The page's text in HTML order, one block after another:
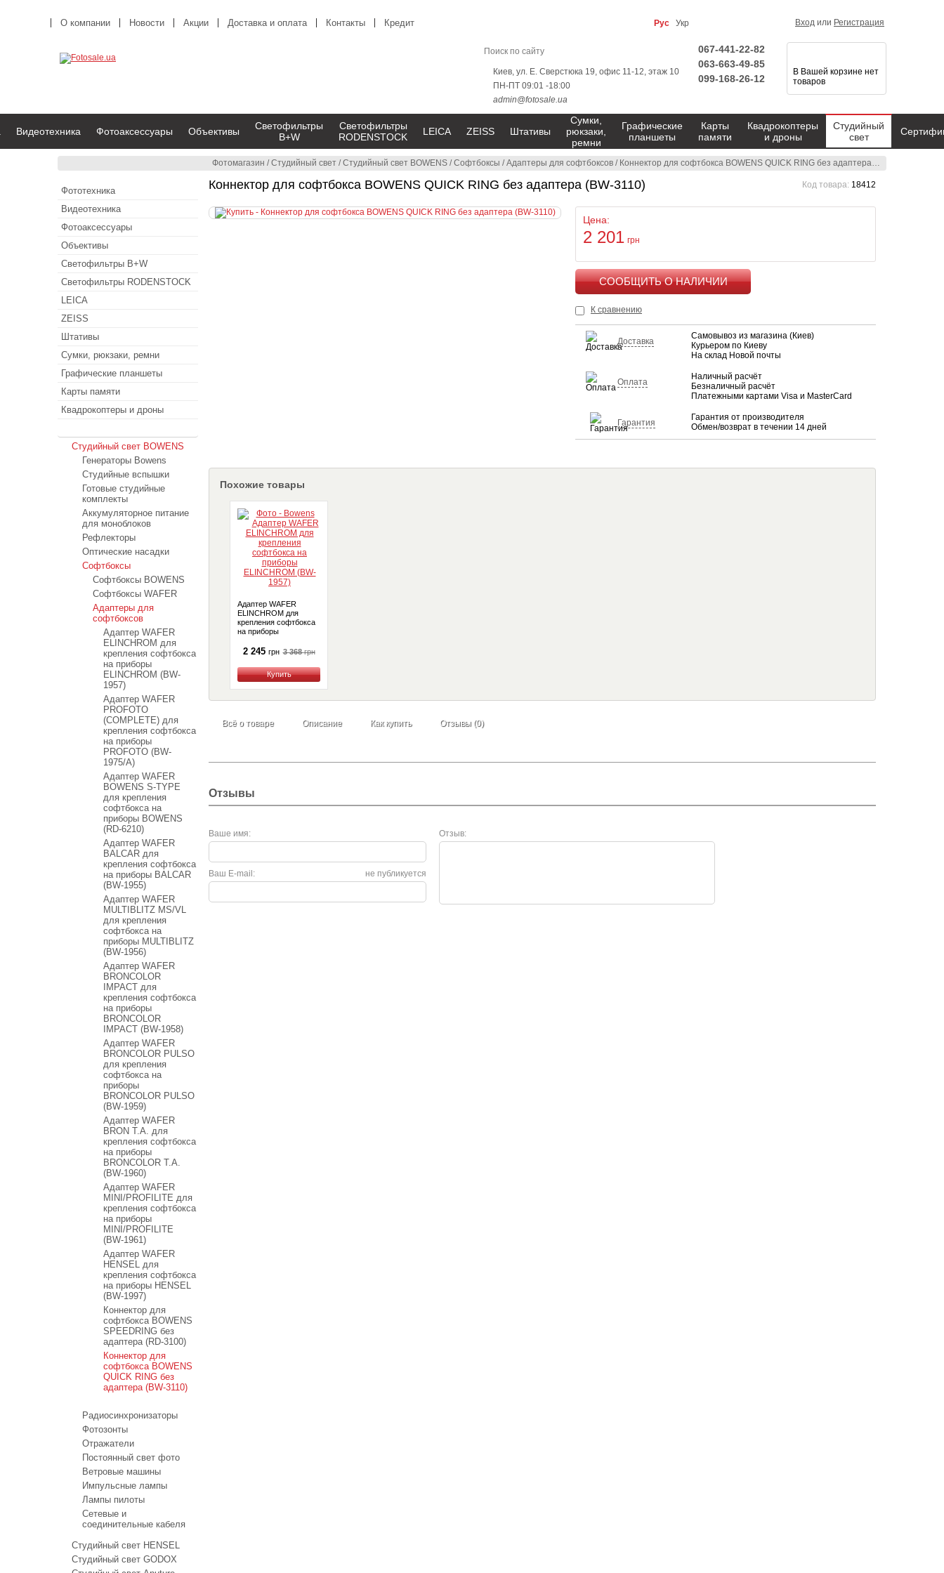
Фотомагазин /Студийный свет /Студийный свет BOWENS /Софтбоксы /Адаптеры для софтбоксов / Коннектор для софтбокса BOWENS QUICK RING без адаптера (BW-3110)
Коннектор для софтбокса BOWENS QUICK RING без адаптера (BW-3110) Код товара: 18412
Цена:
2 201 грн
К сравнению
Доставка
Самовывоз из магазина (Киев)
Курьером по Киеву
На склад Новой почты
Оплата
Наличный расчёт
Безналичный расчёт
Платежными картами Visa и MasterCard
Гарантия
Гарантия от производителя
Обмен/возврат в течении 14 дней
Похожие товары
Адаптер WAFER
ELINCHROM для
крепления софтбокса
на приборы
1957)
2 245 грн 3 368грн
Купить
Всё о товаре Описание Как купить Отзывы (0)
Отзывы
Ваше имя: Отзыв:
не публикуется
Ваш E-mail:
О компании Новости Акции Доставка и оплата Контакты Кредит Рус Укр Вход или Регистрация
Киев, ул. Е. Сверстюка 19, офис 11-12, этаж 10
ПН-ПТ 09:01 -18:00
admin@fotosale.ua
067-441-22-82
063-663-49-85
099-168-26-12
В Вашей корзине нет
товаров
Видеотехника Фотоаксессуары Объективы
Светофильтры
B+W
Светофильтры
RODENSTOCK
LEICA ZEISS Штативы
Сумки,
рюкзаки,
ремни
Графические
планшеты
Карты
памяти
Квадрокоптеры
и дроны
Студийный
свет
Фототехника
Видеотехника
Фотоаксессуары
Объективы
Светофильтры B+W
Светофильтры RODENSTOCK
LEICA
ZEISS
Штативы
Сумки, рюкзаки, ремни
Графические планшеты
Карты памяти
Квадрокоптеры и дроны
Студийный свет BOWENS
Генераторы Bowens
Студийные вспышки
Готовые студийные
комплекты
Аккумуляторное питание
для моноблоков
Рефлекторы
Оптические насадки
Софтбоксы
Софтбоксы BOWENS
Софтбоксы WAFER
Адаптеры для
софтбоксов
Адаптер WAFER
ELINCHROM для
крепления софтбокса
на приборы
ELINCHROM (BW-
1957)
Адаптер WAFER
PROFOTO
(COMPLETE) для
крепления софтбокса
на приборы
PROFOTO (BW-
1975/A)
Адаптер WAFER
BOWENS S-TYPE
для крепления
софтбокса на
приборы BOWENS
(RD-6210)
Адаптер WAFER
BALCAR для
крепления софтбокса
на приборы BALCAR
(BW-1955)
Адаптер WAFER
MULTIBLITZ MS/VL
для крепления
софтбокса на
приборы MULTIBLITZ
(BW-1956)
Адаптер WAFER
BRONCOLOR
IMPACT для
крепления софтбокса
на приборы
BRONCOLOR
IMPACT (BW-1958)
Адаптер WAFER
BRONCOLOR PULSO
для крепления
софтбокса на
приборы
BRONCOLOR PULSO
(BW-1959)
Адаптер WAFER
BRON T.A. для
крепления софтбокса
на приборы
BRONCOLOR T.A.
(BW-1960)
Адаптер WAFER
MINI/PROFILITE для
крепления софтбокса
на приборы
MINI/PROFILITE
(BW-1961)
Адаптер WAFER
HENSEL для
крепления софтбокса
на приборы HENSEL
(BW-1997)
Коннектор для
софтбокса BOWENS
SPEEDRING без
адаптера (RD-3100)
Коннектор для
софтбокса BOWENS
QUICK RING без
адаптера (BW-3110)
Радиосинхронизаторы
Фотозонты
Отражатели
Постоянный свет фото
Ветровые машины
Импульсные лампы
Лампы пилоты
Сетевые и
соединительные кабеля
Студийный свет HENSEL
Студийный свет GODOX